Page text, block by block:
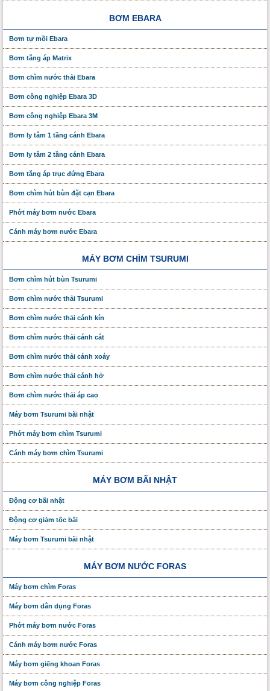
BƠM EBARA
Bơm tự mồi Ebara
Bơm tăng áp Matrix
Bơm chìm nước thải Ebara
Bơm công nghiệp Ebara 3D
Bơm công nghiệp Ebara 3M
Bơm ly tâm 1 tầng cánh Ebara
Bơm ly tâm 2 tầng cánh Ebara
Bơm tăng áp trục đứng Ebara
Bơm chìm hút bùn đặt cạn Ebara
Phớt máy bơm nước Ebara
Cánh máy bơm nước Ebara
MÁY BƠM CHÌM TSURUMI
Bơm chìm hút bùn Tsurumi
Bơm chìm nước thải Tsurumi
Bơm chìm nước thải cánh kín
Bơm chìm nước thải cánh cắt
Bơm chìm nước thải cánh xoáy
Bơm chìm nước thải cánh hở
Bơm chìm nước thải áp cao
Máy bơm Tsurumi bãi nhật
Phớt máy bơm chìm Tsurumi
Cánh máy bơm chìm Tsurumi
MÁY BƠM BÃI NHẬT
Động cơ bãi nhật
Động cơ giảm tốc bãi
Máy bơm Tsurumi bãi nhật
MÁY BƠM NƯỚC FORAS
Máy bơm chìm Foras
Máy bơm dân dụng Foras
Phớt máy bơm nước Foras
Cánh máy bơm nước Foras
Máy bơm giếng khoan Foras
Máy bơm công nghiệp Foras